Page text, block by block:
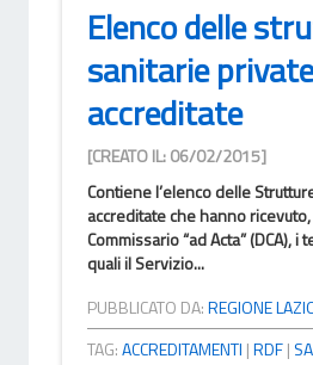
Elenco delle
sanitarie private
accreditate
[CREATO IL: 06/02/2015]
Contiene l’elenco delle
accreditate che hanno
Commissario “ad Acta” (DCA),
quali il Servizio...
PUBBLICATO DA:REGIONE
TAG:ACCREDITAMENTI |RDF|